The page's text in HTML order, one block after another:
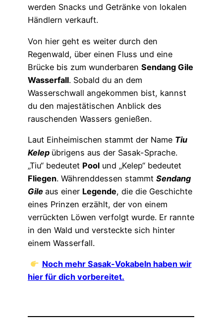
werden Snacks und Getränke von lokalen
Händlern verkauft.
Von hier geht es weiter durch den
Regenwald, über einen Fluss und eine
Brücke bis zum wunderbaren Sendang Gile
Wasserfall. Sobald du an dem
Wasserschwall angekommen bist, kannst
du den majestätischen Anblick des
rauschenden Wassers genießen.
Laut Einheimischen stammt der Name Tiu
Kelep übrigens aus der Sasak-Sprache.
„Tiu“ bedeutet Pool und „Kelep“ bedeutet
Fliegen. Währenddessen stammt Sendang
Gile aus einer Legende, die die Geschichte
eines Prinzen erzählt, der von einem
verrückten Löwen verfolgt wurde. Er rannte
in den Wald und versteckte sich hinter
einem Wasserfall.
Noch mehr Sasak-Vokabeln haben wir
hier für dich vorbereitet.